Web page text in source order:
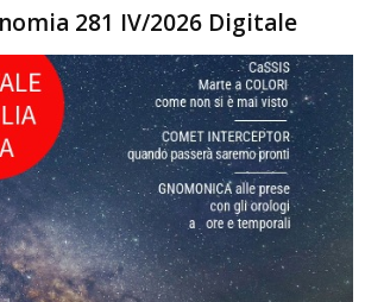
281 IV/2026 Digitale